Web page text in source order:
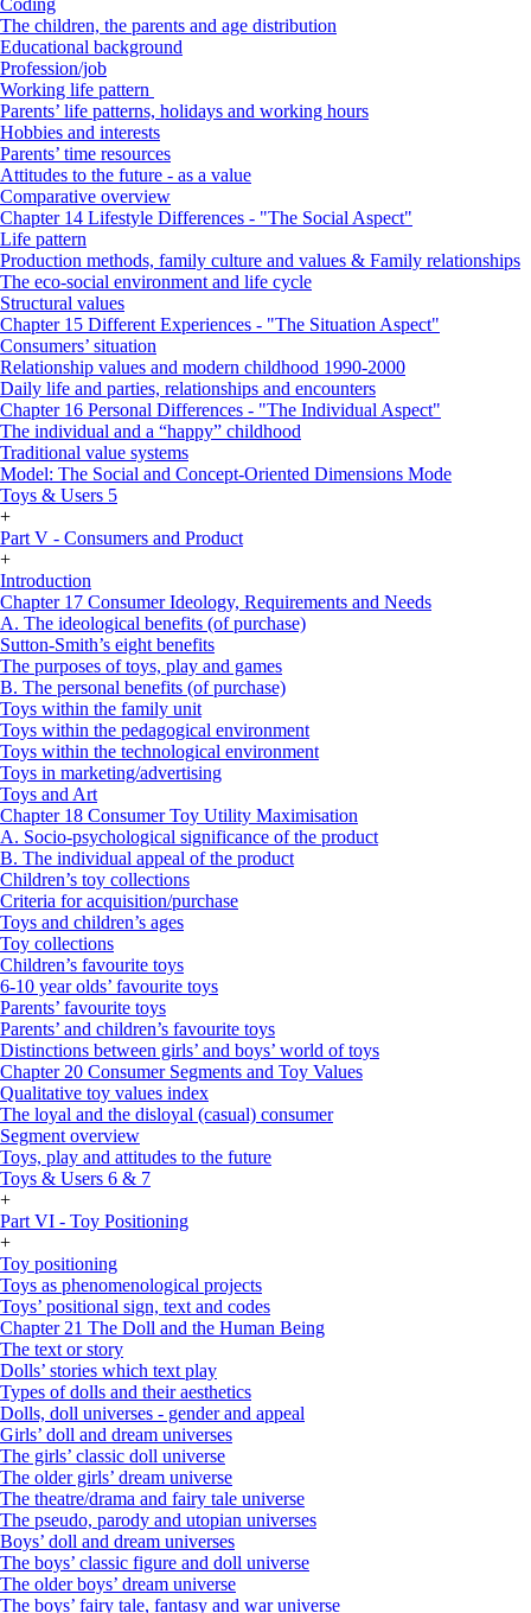
Coding
The children, the parents and age distribution
Educational background
Profession/job
Working life pattern
Parents’ life patterns, holidays and working hours
Hobbies and interests
Parents’ time resources
Attitudes to the future - as a value
Comparative overview
Chapter 14 Lifestyle Differences - "The Social Aspect"
Life pattern
Production methods, family culture and values & Family relationships
The eco-social environment and life cycle
Structural values
Chapter 15 Different Experiences - "The Situation Aspect"
Consumers’ situation
Relationship values and modern childhood 1990-2000
Daily life and parties, relationships and encounters
Chapter 16 Personal Differences - "The Individual Aspect"
The individual and a “happy” childhood
Traditional value systems
Model: The Social and Concept-Oriented Dimensions Mode
Toys & Users 5
+
Part V - Consumers and Product
+
Introduction
Chapter 17 Consumer Ideology, Requirements and Needs
A. The ideological benefits (of purchase)
Sutton-Smith’s eight benefits
The purposes of toys, play and games
B. The personal benefits (of purchase)
Toys within the family unit
Toys within the pedagogical environment
Toys within the technological environment
Toys in marketing/advertising
Toys and Art
Chapter 18 Consumer Toy Utility Maximisation
A. Socio-psychological significance of the product
B. The individual appeal of the product
Children’s toy collections
Criteria for acquisition/purchase
Toys and children’s ages
Toy collections
Children’s favourite toys
6-10 year olds’ favourite toys
Parents’ favourite toys
Parents’ and children’s favourite toys
Distinctions between girls’ and boys’ world of toys
Chapter 20 Consumer Segments and Toy Values
Qualitative toy values index
The loyal and the disloyal (casual) consumer
Segment overview
Toys, play and attitudes to the future
Toys & Users 6 & 7
+
Part VI - Toy Positioning
+
Toy positioning
Toys as phenomenological projects
Toys’ positional sign, text and codes
Chapter 21 The Doll and the Human Being
The text or story
Dolls’ stories which text play
Types of dolls and their aesthetics
Dolls, doll universes - gender and appeal
Girls’ doll and dream universes
The girls’ classic doll universe
The older girls’ dream universe
The theatre/drama and fairy tale universe
The pseudo, parody and utopian universes
Boys’ doll and dream universes
The boys’ classic figure and doll universe
The older boys’ dream universe
The boys’ fairy tale, fantasy and war universe